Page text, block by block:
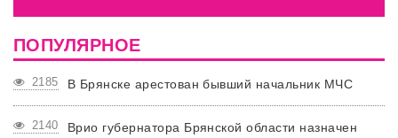
ПОПУЛЯРНОЕ
2185 В Брянске арестован бывший начальник МЧС
2140
Врио губернатора Брянской области назначен